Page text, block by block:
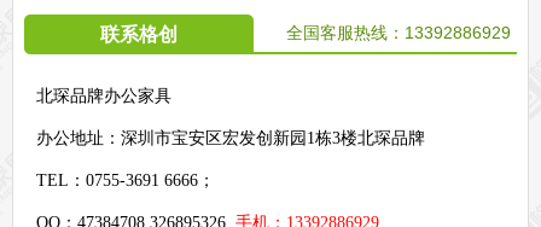
联系格创 全国客服热线： 13392886929
北琛品牌办公家具
办公地址： 深圳市宝安区宏发创新园1栋3楼北琛品牌
TEL：0755-3691 6666；
QQ：47384708 326895326 手机：13392886929